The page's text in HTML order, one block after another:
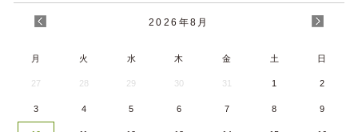
2026 年8月
月 火 水 木 金 土 日
27 28 29 30 31 1 2
3 4 5 6 7 8 9